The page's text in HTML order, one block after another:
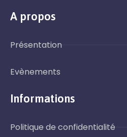
A propos
Présentation
Evènements
Informations
Politique de confidentialité